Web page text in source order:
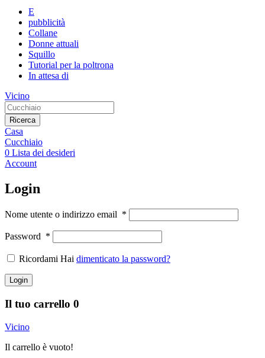
E
pubblicità
Collane
Donne attuali
Squillo
Tutorial per la poltrona
In attesa di
Vicino
Ricerca
Casa
Cucchiaio
0 Lista dei desideri
Account
Login
Nome utente o indirizzo email *
Password *
Ricordami Hai dimenticato la password?
Login
Il tuo carrello 0
Vicino
Il carrello è vuoto!